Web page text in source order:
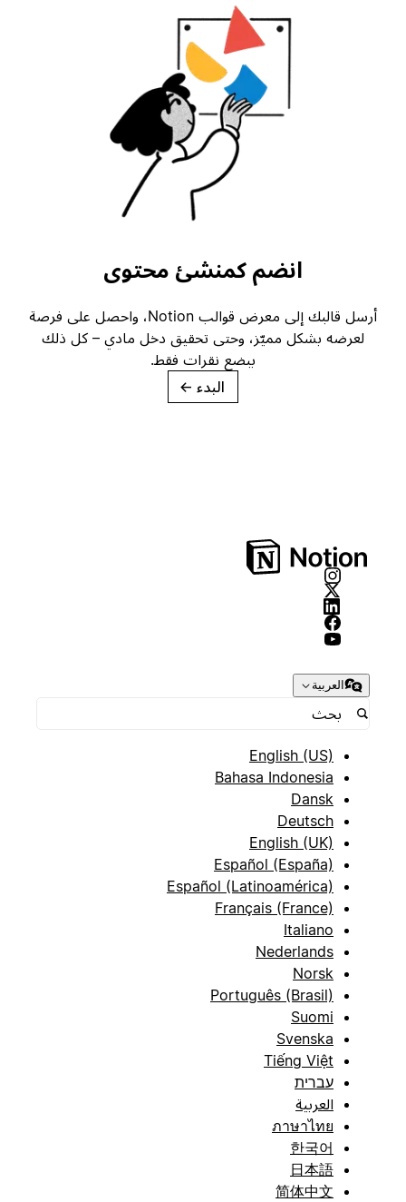
انضم كمنشئ محتوى
أرسل قالبك إلى معرض قوالب Notion، واحصل على فرصة
لعرضه بشكل مميّز، وحتى تحقيق دخل مادي – كل ذلك
ببضع نقرات فقط.
→
العربية
English (US)
Bahasa Indonesia
Dansk
Deutsch
English (UK)
Español (España)
Español (Latinoamérica)
Français (France)
Italiano
Nederlands
Norsk
Português (Brasil)
Suomi
Svenska
Tiếng Việt
עברית
العربية
ภาษาไทย
한국어
日本語
简体中文